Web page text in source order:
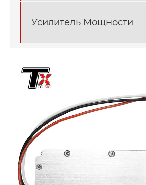
Усилитель Мощности